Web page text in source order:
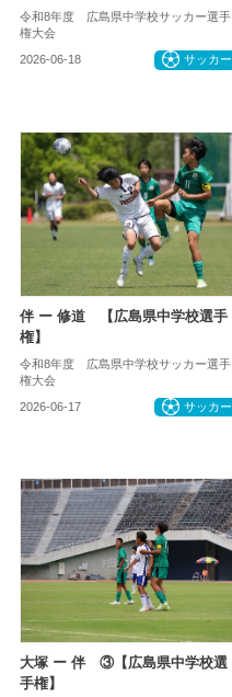
令和8年度 広島県中学校サッカー選手
権大会
2026-06-18 サッカー
伴 ー 修道 【広島県中学校選手
権】
令和8年度 広島県中学校サッカー選手
権大会
2026-06-17 サッカー
大塚 ー 伴 ③【広島県中学校選
手権】